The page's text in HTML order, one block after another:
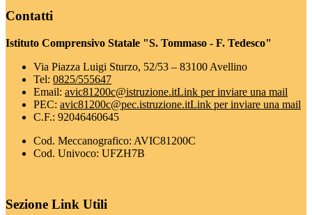
Contatti
Istituto Comprensivo Statale "S. Tommaso - F. Tedesco"
Via Piazza Luigi Sturzo, 52/53 – 83100 Avellino
Tel: 0825/555647
Email: avic81200c@istruzione.itLink per inviare una mail
PEC: avic81200c@pec.istruzione.itLink per inviare una mail
C.F.: 92046460645
Cod. Meccanografico: AVIC81200C
Cod. Univoco: UFZH7B
Sezione Link Utili